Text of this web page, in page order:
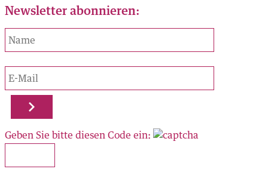
Newsletter abonnieren:
Geben Sie bitte diesen Code ein: